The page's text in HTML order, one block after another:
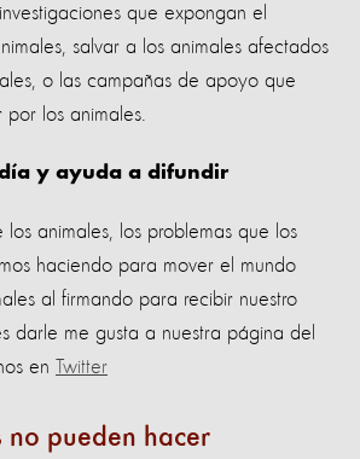
que expongan el
salvar a los animales afectados
o las campañas de apoyo que
los animales.
y ayuda a difundir
los animales, los problemas que los
haciendo para mover el mundo
al firmando para recibir nuestro
darle me gusta a nuestra página del
en Twitter
no pueden hacer